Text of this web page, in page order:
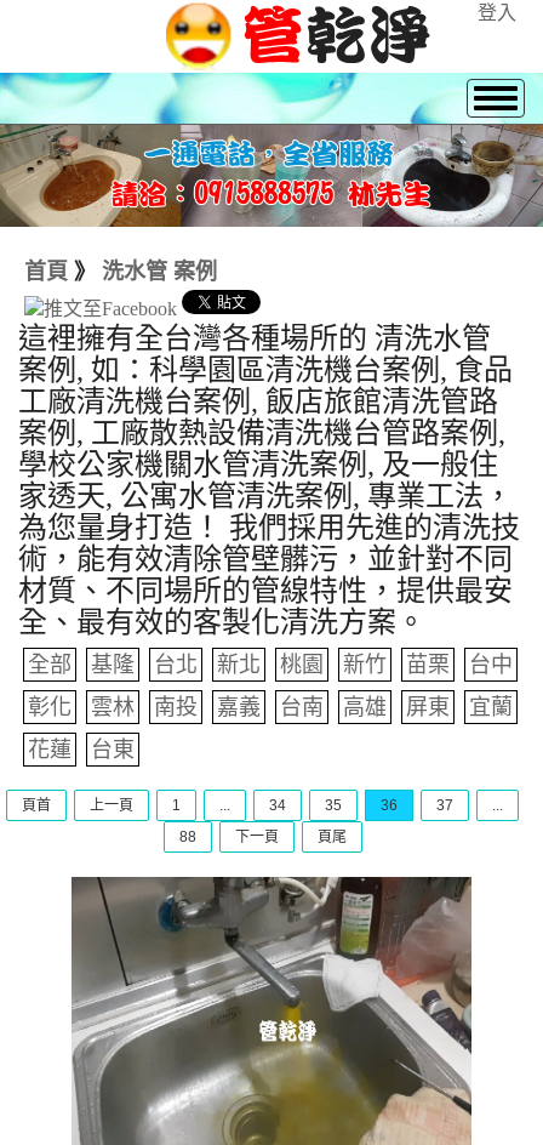
登入
首頁 》 洗水管 案例
這裡擁有全台灣各種場所的 清洗水管
案例, 如：科學園區清洗機台案例, 食品
工廠清洗機台案例, 飯店旅館清洗管路
案例, 工廠散熱設備清洗機台管路案例,
學校公家機關水管清洗案例, 及一般住
家透天, 公寓水管清洗案例, 專業工法，
為您量身打造！ 我們採用先進的清洗技
術，能有效清除管壁髒污，並針對不同
材質、不同場所的管線特性，提供最安
全、最有效的客製化清洗方案。
全部 基隆 台北 新北 桃園 新竹 苗栗
台中
彰化
雲林 南投 嘉義 台南 高雄 屏東
宜蘭
花蓮
台東
頁首 上一頁 1 ... 34 35 36 37
...
88
下一頁 頁尾